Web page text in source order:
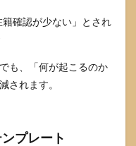
確認が少ない」とされ
も、「何が起こるのか
されます。
プレート